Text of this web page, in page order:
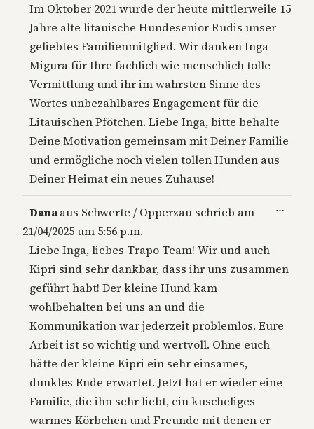
Im Oktober 2021 wurde der heute mittlerweile 15
Jahre alte litauische Hundesenior Rudis unser
geliebtes Familienmitglied. Wir danken Inga
Migura für Ihre fachlich wie menschlich tolle
Vermittlung und ihr im wahrsten Sinne des
Wortes unbezahlbares Engagement für die
Litauischen Pfötchen. Liebe Inga, bitte behalte
Deine Motivation gemeinsam mit Deiner Familie
und ermögliche noch vielen tollen Hunden aus
Deiner Heimat ein neues Zuhause!
Danaaus Schwerte / Opperzau schrieb am
21/04/2025um 5:56 p.m.
Liebe Inga, liebes Trapo Team! Wir und auch
Kipri sind sehr dankbar, dass ihr uns zusammen
geführt habt! Der kleine Hund kam
wohlbehalten bei uns an und die
Kommunikation war jederzeit problemlos. Eure
Arbeit ist so wichtig und wertvoll. Ohne euch
hätte der kleine Kipri ein sehr einsames,
dunkles Ende erwartet. Jetzt hat er wieder eine
Familie, die ihn sehr liebt, ein kuscheliges
warmes Körbchen und Freunde mit denen er
…